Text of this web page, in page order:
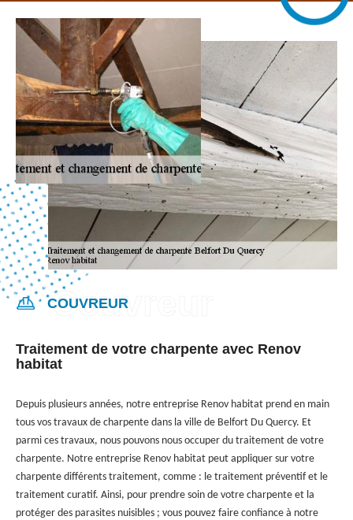
COUVREUR
Traitement de votre charpente avec Renov
habitat
Depuis plusieurs années, notre entreprise Renov habitat prend en main
tous vos travaux de charpente dans la ville de Belfort Du Quercy. Et
parmi ces travaux, nous pouvons nous occuper du traitement de votre
charpente. Notre entreprise Renov habitat peut appliquer sur votre
charpente différents traitement, comme : le traitement préventif et le
traitement curatif. Ainsi, pour prendre soin de votre charpente et la
protéger des parasites nuisibles ; vous pouvez faire confiance à notre